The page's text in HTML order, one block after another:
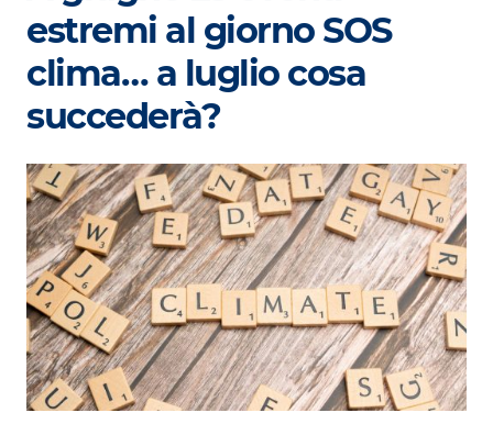
Repliche
Podcast
3xTe
Interviste
Playlist
Novità
Subasio Playlist
Web Radio
Radio Subasio
estremi al giorno SOS
clima… a luglio cosa
succederà?